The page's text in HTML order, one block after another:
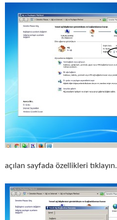
açılan sayfada özellikleri tıklayın.